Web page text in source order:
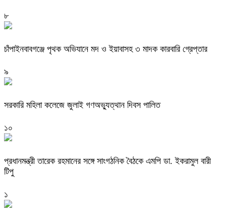
৮
চাঁপাইনবাবগঞ্জে পৃথক অভিযানে মদ ও ইয়াবাসহ ৩ মাদক কারবারি গ্রেপ্তার
৯
সরকারি মহিলা কলেজে জুলাই গণঅভ্যুত্থান দিবস পালিত
১০
প্রধানমন্ত্রী তারেক রহমানের সঙ্গে সাংগঠনিক বৈঠকে এমপি ডা. ইকরামুল বারী
টিপু
১